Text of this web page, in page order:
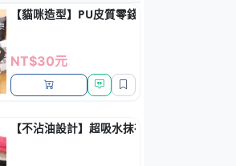
【貓咪造型】PU皮質零錢包 - 多功能鑰匙小
NT$30元
【不沾油設計】超吸水抹布 - 廚房清潔神器